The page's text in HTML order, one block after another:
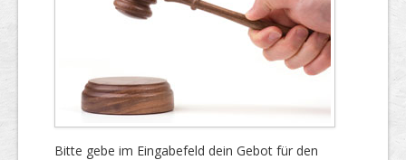
Bitte gebe im Eingabefeld dein Gebot für den